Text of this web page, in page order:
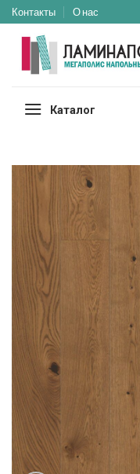
Skip
to
content
Контакты О нас
Каталог